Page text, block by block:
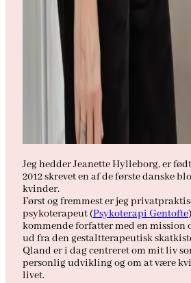
Jeg hedder Jeanette Hylleborg, er
2012 skrevet en af de første danske
kvinder.
Først og fremmest er jeg
psykoterapeut (Psykoterapi Gentofte
kommende forfatter med en mission
ud fra den gestaltterapeutisk
Qland er i dag centreret om mit liv
personlig udvikling og om at være
livet.